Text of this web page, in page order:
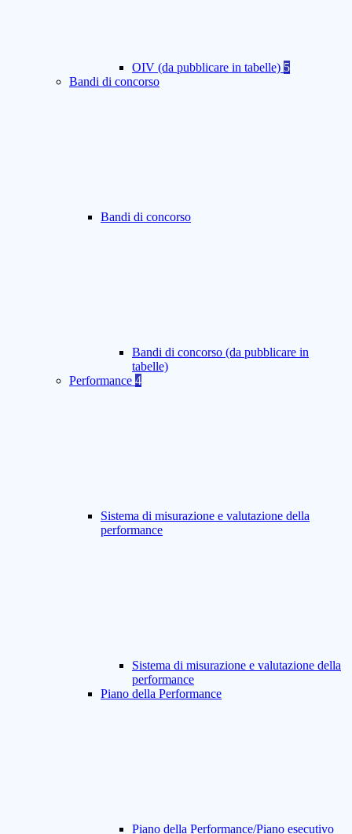
OIV (da pubblicare in tabelle) 5
Bandi di concorso
Bandi di concorso
Bandi di concorso (da pubblicare in
tabelle)
Performance 4
Sistema di misurazione e valutazione della
performance
Sistema di misurazione e valutazione della
performance
Piano della Performance
Piano della Performance/Piano esecutivo